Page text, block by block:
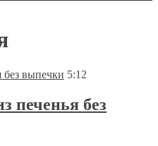
5:12
печенья без